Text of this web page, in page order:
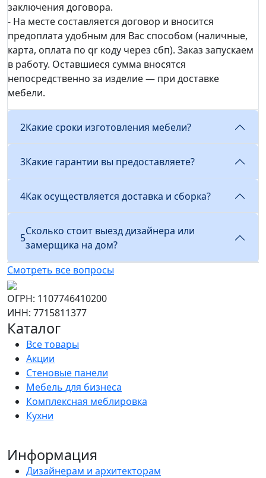
заключения договора.
- На месте составляется договор и вносится
предоплата удобным для Вас способом (наличные,
карта, оплата по qr коду через сбп). Заказ запускаем
в работу. Оставшиеся сумма вносятся
непосредственно за изделие — при доставке
мебели.
2Какие сроки изготовления мебели?
3Какие гарантии вы предоставляете?
4Как осуществляется доставка и сборка?
5
Сколько стоит выезд дизайнера или
замерщика на дом?
Смотреть все вопросы
ОГРН: 1107746410200
ИНН: 7715811377
Каталог
Все товары
Акции
Стеновые панели
Мебель для бизнеса
Комплексная меблировка
Кухни
Информация
Дизайнерам и архитекторам